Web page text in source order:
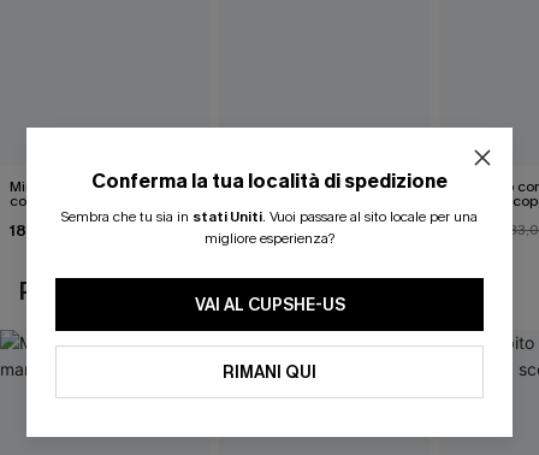
Mini abito senza maniche
con colletto nero
18,90 €
Abito monospalla con
26,90 €
Mini abito
schiena
POTREBBE INTERESSARTI ANCHE
Conferma la tua località di spedizione
Sembra che tu sia in stati Uniti. Vuoi passare al sito locale per una
migliore esperienza?
VAI AL CUPSHE-US
RIMANI QUI